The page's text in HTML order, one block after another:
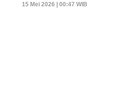
15 Mei 2026 | 00:47 WIB